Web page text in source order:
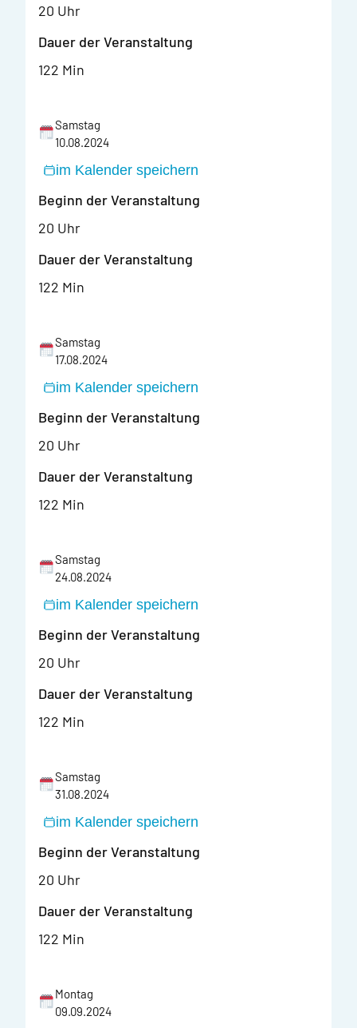
20 Uhr
Dauer der Veranstaltung
122 Min
Samstag
10.08.2024
im Kalender speichern
Beginn der Veranstaltung
20 Uhr
Dauer der Veranstaltung
122 Min
Samstag
17.08.2024
im Kalender speichern
Beginn der Veranstaltung
20 Uhr
Dauer der Veranstaltung
122 Min
Samstag
24.08.2024
im Kalender speichern
Beginn der Veranstaltung
20 Uhr
Dauer der Veranstaltung
122 Min
Samstag
31.08.2024
im Kalender speichern
Beginn der Veranstaltung
20 Uhr
Dauer der Veranstaltung
122 Min
Montag
09.09.2024